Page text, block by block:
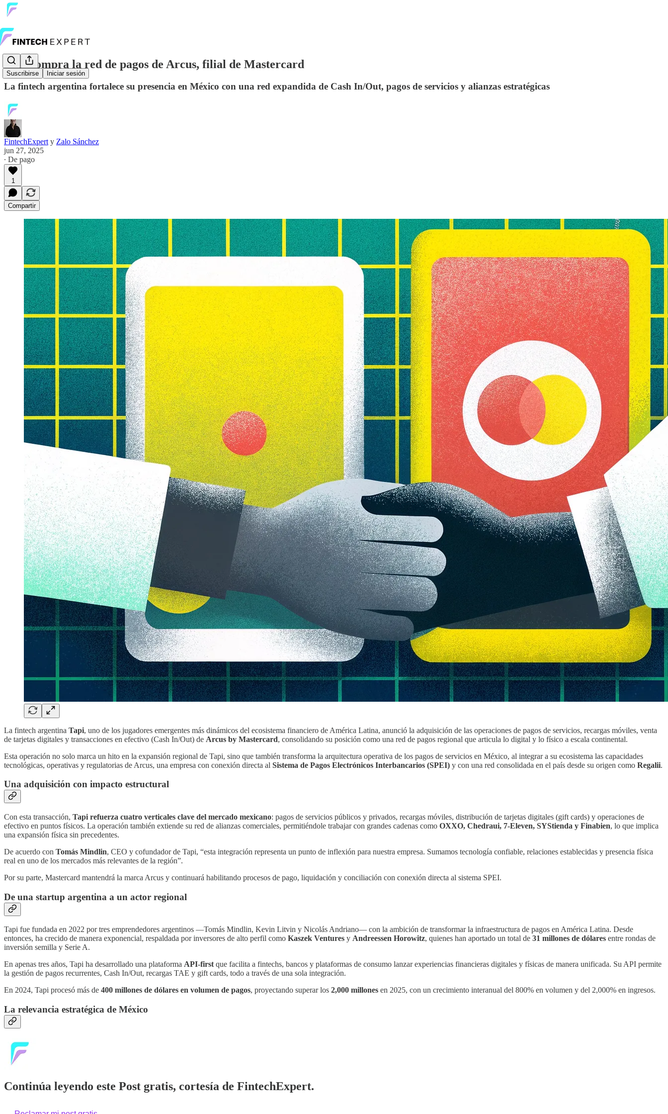
Suscribirse Iniciar sesión
Tapi compra la red de pagos de Arcus, filial de Mastercard
La fintech argentina fortalece su presencia en México con una red expandida de Cash In/Out, pagos de servicios y alianzas estratégicas
FintechExpert y Zalo Sánchez
jun 27, 2025
∙ De pago
1
Compartir
La fintech argentina Tapi, uno de los jugadores emergentes más dinámicos del ecosistema financiero de América Latina, anunció la adquisición de las operaciones de pagos de servicios, recargas móviles, venta
de tarjetas digitales y transacciones en efectivo (Cash In/Out) de Arcus by Mastercard, consolidando su posición como una red de pagos regional que articula lo digital y lo físico a escala continental.
Esta operación no solo marca un hito en la expansión regional de Tapi, sino que también transforma la arquitectura operativa de los pagos de servicios en México, al integrar a su ecosistema las capacidades
tecnológicas, operativas y regulatorias de Arcus, una empresa con conexión directa al Sistema de Pagos Electrónicos Interbancarios (SPEI) y con una red consolidada en el país desde su origen como Regalii.
Una adquisición con impacto estructural
Con esta transacción, Tapi refuerza cuatro verticales clave del mercado mexicano: pagos de servicios públicos y privados, recargas móviles, distribución de tarjetas digitales (gift cards) y operaciones de
efectivo en puntos físicos. La operación también extiende su red de alianzas comerciales, permitiéndole trabajar con grandes cadenas como OXXO, Chedraui, 7-Eleven, SYStienda y Finabien, lo que implica
una expansión física sin precedentes.
De acuerdo con Tomás Mindlin, CEO y cofundador de Tapi, “esta integración representa un punto de inflexión para nuestra empresa. Sumamos tecnología confiable, relaciones establecidas y presencia física
real en uno de los mercados más relevantes de la región”.
Por su parte, Mastercard mantendrá la marca Arcus y continuará habilitando procesos de pago, liquidación y conciliación con conexión directa al sistema SPEI.
De una startup argentina a un actor regional
Tapi fue fundada en 2022 por tres emprendedores argentinos —Tomás Mindlin, Kevin Litvin y Nicolás Andriano— con la ambición de transformar la infraestructura de pagos en América Latina. Desde
entonces, ha crecido de manera exponencial, respaldada por inversores de alto perfil como Kaszek Ventures y Andreessen Horowitz, quienes han aportado un total de 31 millones de dólares entre rondas de
inversión semilla y Serie A.
En apenas tres años, Tapi ha desarrollado una plataforma API-firstque facilita a fintechs, bancos y plataformas de consumo lanzar experiencias financieras digitales y físicas de manera unificada. Su API permite
la gestión de pagos recurrentes, Cash In/Out, recargas TAE y gift cards, todo a través de una sola integración.
En 2024, Tapi procesó más de 400 millones de dólares en volumen de pagos, proyectando superar los 2,000 millones en 2025, con un crecimiento interanual del 800% en volumen y del 2,000% en ingresos.
La relevancia estratégica de México
Continúa leyendo este Post gratis, cortesía de FintechExpert.